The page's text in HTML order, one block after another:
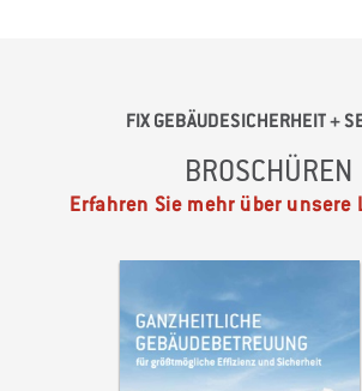
FIX GEBÄUDESICHERHEIT +
BROSCHÜREN
Erfahren Sie mehr über unsere